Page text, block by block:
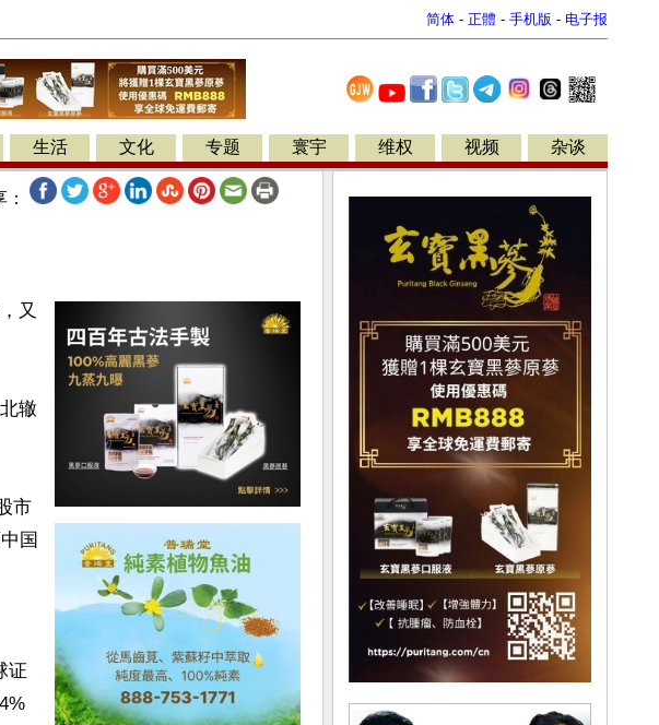
简体 - 正體 - 手机版 - 电子报
生活 文化 专题 寰宇 维权 视频 杂谈
又
辙
市
国
证